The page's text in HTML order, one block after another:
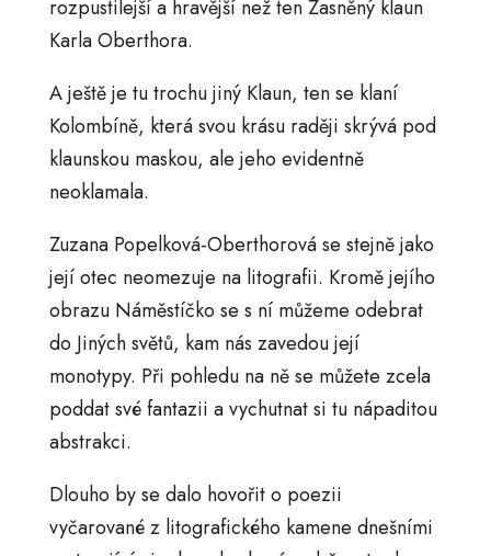
rozpustilejší a hravější než ten Zasněný klaun
Karla Oberthora.
A ještě je tu trochu jiný Klaun, ten se klaní
Kolombíně, která svou krásu raději skrývá pod
klaunskou maskou, ale jeho evidentně
neoklamala.
Zuzana Popelková-Oberthorová se stejně jako
její otec neomezuje na litografii. Kromě jejího
obrazu Náměstíčko se s ní můžeme odebrat
do Jiných světů, kam nás zavedou její
monotypy. Při pohledu na ně se můžete zcela
poddat své fantazii a vychutnat si tu nápaditou
abstrakci.
Dlouho by se dalo hovořit o poezii
vyčarované z litografického kamene dnešními